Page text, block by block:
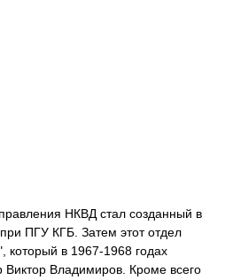
НКВД стал созданный в
ПГУ КГБ. Затем этот отдел
который в 1967-1968 годах
Виктор Владимиров. Кроме всего